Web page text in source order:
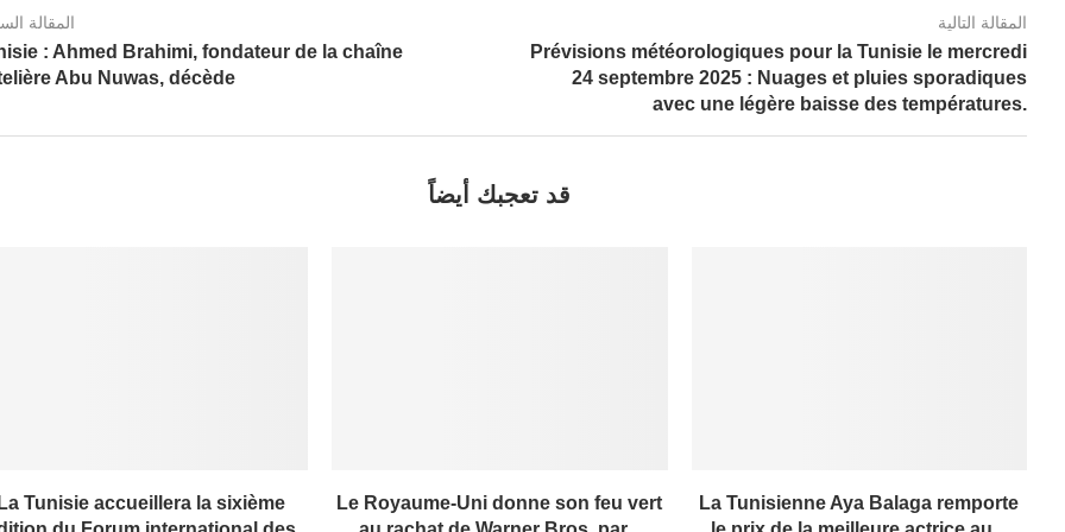
المقالة
: Ahmed Brahimi, fondateur de la chaîne
Abu Nuwas, décède
المقالة التالية
Prévisions météorologiques pour la Tunisie le mercredi
24 septembre 2025 : Nuages et pluies sporadiques
avec une légère baisse des températures.
قد تعجبك أيضاً
La Tunisie accueillera la sixième
Le Royaume-Uni donne son feu vert
La Tunisienne Aya Balaga remporte